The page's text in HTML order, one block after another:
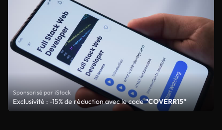
Sponsorisé par iStock
Exclusivité : -15% de réduction avec le code"COVERR15"